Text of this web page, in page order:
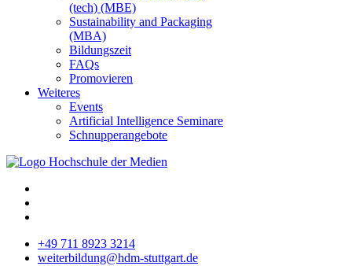
(tech) (MBE)
Sustainability and Packaging
(MBA)
Bildungszeit
FAQs
Promovieren
Weiteres
Events
Artificial Intelligence Seminare
Schnupperangebote
+49 711 8923 3214
weiterbildung@hdm-stuttgart.de